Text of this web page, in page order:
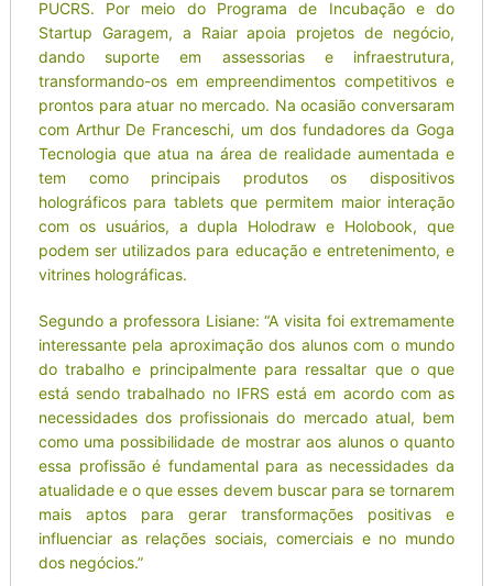
PUCRS. Por meio do Programa de Incubação e do
Startup Garagem, a Raiar apoia projetos de negócio,
dando suporte em assessorias e infraestrutura,
transformando-os em empreendimentos competitivos e
prontos para atuar no mercado. Na ocasião conversaram
com Arthur De Franceschi, um dos fundadores da Goga
Tecnologia que atua na área de realidade aumentada e
tem como principais produtos os dispositivos
holográficos para tablets que permitem maior interação
com os usuários, a dupla Holodraw e Holobook, que
podem ser utilizados para educação e entretenimento, e
vitrines holográficas.
Segundo a professora Lisiane: “A visita foi extremamente
interessante pela aproximação dos alunos com o mundo
do trabalho e principalmente para ressaltar que o que
está sendo trabalhado no IFRS está em acordo com as
necessidades dos profissionais do mercado atual, bem
como uma possibilidade de mostrar aos alunos o quanto
essa profissão é fundamental para as necessidades da
atualidade e o que esses devem buscar para se tornarem
mais aptos para gerar transformações positivas e
influenciar as relações sociais, comerciais e no mundo
dos negócios.”